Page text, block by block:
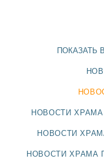
ПОКАЗАТЬ
НОВОСТИ
НОВОСТИ
НОВОСТИ ХРАМА